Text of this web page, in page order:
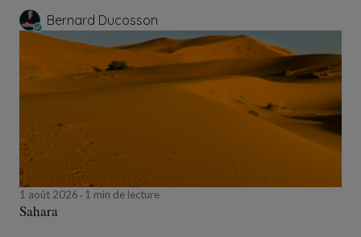
Bernard Ducosson
1 août 2026 1 min de lecture
Sahara